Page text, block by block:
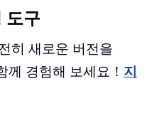
도구
히 새로운 버전을
경험해 보세요！ 지